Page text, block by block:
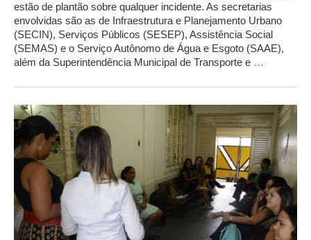
estão de plantão sobre qualquer incidente. As secretarias
envolvidas são as de Infraestrutura e Planejamento Urbano
(SECIN), Serviços Públicos (SESEP), Assistência Social
(SEMAS) e o Serviço Autônomo de Água e Esgoto (SAAE),
além da Superintendência Municipal de Transporte e …